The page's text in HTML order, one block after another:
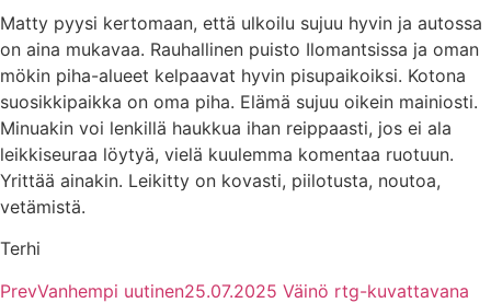
Matty pyysi kertomaan, että ulkoilu sujuu hyvin ja autossa
on aina mukavaa. Rauhallinen puisto Ilomantsissa ja oman
mökin piha-alueet kelpaavat hyvin pisupaikoiksi. Kotona
suosikkipaikka on oma piha. Elämä sujuu oikein mainiosti.
Minuakin voi lenkillä haukkua ihan reippaasti, jos ei ala
leikkiseuraa löytyä, vielä kuulemma komentaa ruotuun.
Yrittää ainakin. Leikitty on kovasti, piilotusta, noutoa,
vetämistä.
Terhi
PrevVanhempi uutinen25.07.2025 Väinö rtg-kuvattavana